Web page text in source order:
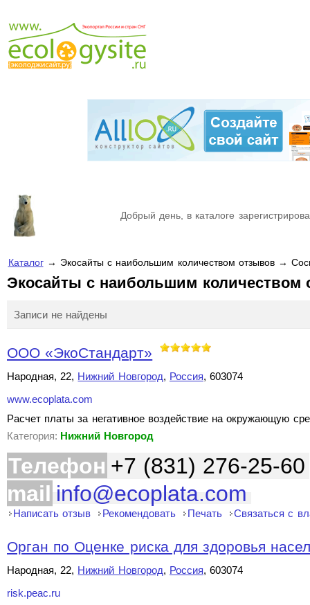
Добрый день, в каталоге
Каталог→ Экосайты с наибольшим количеством отзывов →
Экосайты с наибольшим количеством
Записи не найдены
ООО «ЭкоСтандарт»
Народная, 22, Нижний Новгород, Россия, 603074
www.ecoplata.com
Расчет платы за негативное воздействие на окружающую
Категория: Нижний Новгород
Телефон +7 (831) 276-25-60
mail info@ecoplata.com
Написать отзыв Рекомендовать Печать Связаться с
Орган по Оценке риска для здоровья
Народная, 22, Нижний Новгород, Россия, 603074
risk.peac.ru